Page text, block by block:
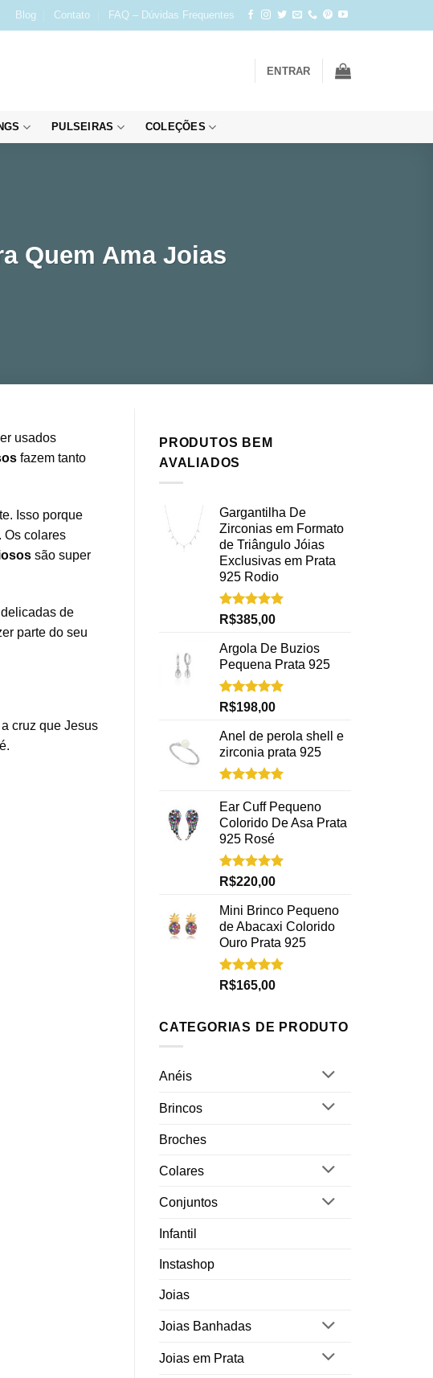
Blog Contato FAQ – Dúvidas Frequentes
ENTRAR
PULSEIRAS COLEÇÕES
Quem Ama Joias
usados
fazem tanto
Isso porque
Os colares
são super
de
parte do seu
cruz que Jesus
PRODUTOS BEM
AVALIADOS
Gargantilha De
Zirconias em Formato
de Triângulo Jóias
Exclusivas em Prata
925 Rodio
Avaliação
5.00
de 5
R$385,00
Argola De Buzios
Pequena Prata 925
Avaliação
5.00
de 5
R$198,00
Anel de perola shell e
zirconia prata 925
5.00 de 5
Ear Cuff Pequeno
Colorido De Asa Prata
925 Rosé
Avaliação
5.00
de 5
R$220,00
Mini Brinco Pequeno
de Abacaxi Colorido
Ouro Prata 925
Avaliação
5.00
de 5
R$165,00
CATEGORIAS DE PRODUTO
Anéis
Brincos
Broches
Colares
Conjuntos
Infantil
Instashop
Joias
Joias Banhadas
Joias em Prata